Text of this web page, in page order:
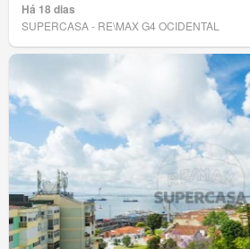
Há 18 dias
SUPERCASA - RE\MAX G4 OCIDENTAL